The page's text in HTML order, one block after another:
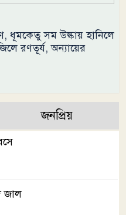
ধূমকেতু সম উল্কায় হানিলে
রণতূর্য, অন্যায়ের
জনপ্রিয়
জাল